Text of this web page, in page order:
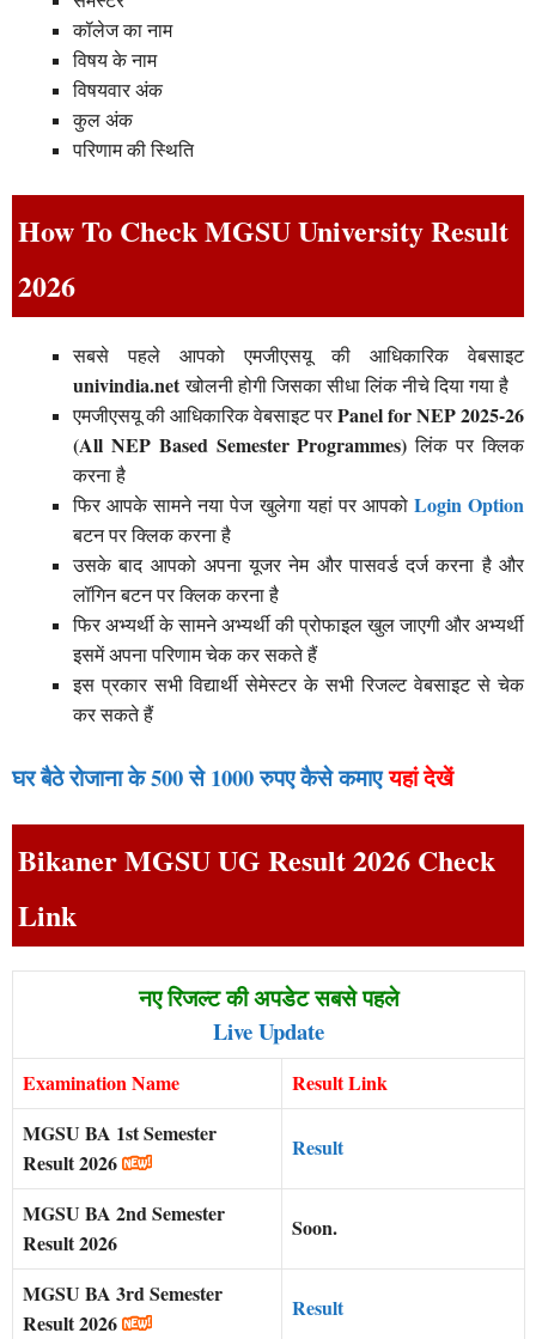
कॉलेज का नाम
विषय के नाम
विषयवार अंक
कुल अंक
परिणाम की स्थिति
How To Check MGSU University Result
2026
सबसे पहले आपको एमजीएसयू की आधिकारिक वेबसाइट
univindia.netखोलनी होगी जिसका सीधा लिंक नीचे दिया गया है
एमजीएसयू की आधिकारिक वेबसाइट परPanel for NEP 2025-26
(All NEP Based Semester Programmes) लिंक पर क्लिक
करना है
फिर आपके सामने नया पेज खुलेगा यहां पर आपको Login Option
बटन पर क्लिक करना है
उसके बाद आपको अपना यूजर नेम और पासवर्ड दर्ज करना है और
लॉगिन बटन पर क्लिक करना है
फिर अभ्यर्थी के सामने अभ्यर्थी की प्रोफाइल खुल जाएगी और अभ्यर्थी
इसमें अपना परिणाम चेक कर सकते हैं
इस प्रकार सभी विद्यार्थी सेमेस्टर के सभी रिजल्ट वेबसाइट से चेक
कर सकते हैं
घर बैठे रोजाना के 500 से 1000 रुपए कैसे कमाएयहां देखें
Bikaner MGSU UG Result 2026 Check
Link
नए रिजल्ट की अपडेट सबसे पहले
Live Update
Examination Name
Result Link
MGSU BA 1st Semester
Result 2026
Result
MGSU BA 2nd Semester
Result 2026
Soon.
MGSU BA 3rd Semester
Result 2026
Result